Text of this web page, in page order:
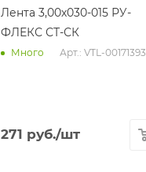
Лента 3,00х030-015 РУ-
ФЛЕКС СТ-СК
Много Арт.: VTL-00171393
271 руб./шт